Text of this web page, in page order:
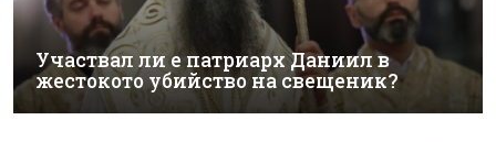
Участвал ли е патриарх Даниил в
жестокото убийство на свещеник?